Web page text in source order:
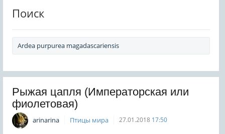
Поиск
Рыжая цапля (Императорская или
фиолетовая)
arinarina Птицы мира 27.01.2018 17:50